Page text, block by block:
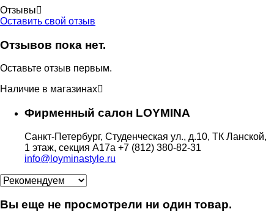
Отзывы
Оставить свой отзыв
Отзывов пока нет.
Оставьте отзыв первым.
Наличие в магазинах
Фирменный салон LOYMINA
Санкт-Петербург, Студенческая ул., д.10, ТК Ланской,
1 этаж, секция А17а +7 (812) 380-82-31
info@loyminastyle.ru
Вы еще не просмотрели ни один товар.